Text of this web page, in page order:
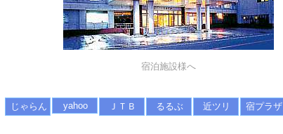
宿泊施設様へ
じゃらん yahoo ＪＴＢ るるぶ 近ツリ 宿プラザ